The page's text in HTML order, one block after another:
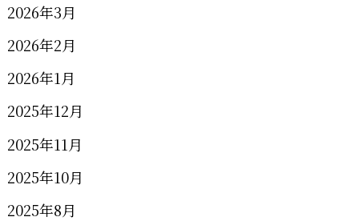
2026年3月
2026年2月
2026年1月
2025年12月
2025年11月
2025年10月
2025年8月